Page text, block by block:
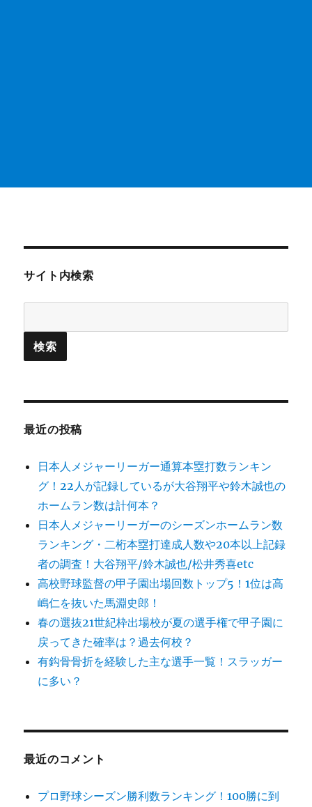
サイト内検索
最近の投稿
日本人メジャーリーガー通算本塁打数ランキン
グ！22人が記録しているが大谷翔平や鈴木誠也の
ホームラン数は計何本？
日本人メジャーリーガーのシーズンホームラン数
ランキング・二桁本塁打達成人数や20本以上記録
者の調査！大谷翔平/鈴木誠也/松井秀喜etc
高校野球監督の甲子園出場回数トップ5！1位は高
嶋仁を抜いた馬淵史郎！
春の選抜21世紀枠出場校が夏の選手権で甲子園に
戻ってきた確率は？過去何校？
有鈎骨骨折を経験した主な選手一覧！スラッガー
に多い？
最近のコメント
プロ野球シーズン勝利数ランキング！100勝に到